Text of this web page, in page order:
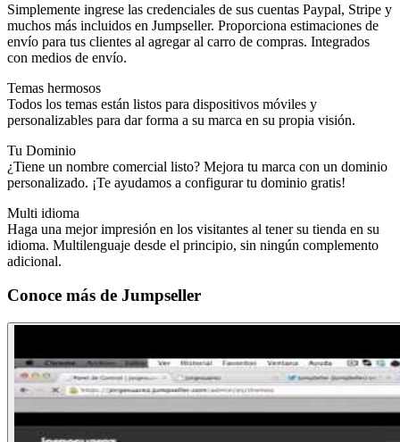
Simplemente ingrese las credenciales de sus cuentas Paypal, Stripe y
muchos más incluidos en Jumpseller. Proporciona estimaciones de
envío para tus clientes al agregar al carro de compras. Integrados
con medios de envío.
Temas hermosos
Todos los temas están listos para dispositivos móviles y
personalizables para dar forma a su marca en su propia visión.
Tu Dominio
¿Tiene un nombre comercial listo? Mejora tu marca con un dominio
personalizado. ¡Te ayudamos a configurar tu dominio gratis!
Multi idioma
Haga una mejor impresión en los visitantes al tener su tienda en su
idioma. Multilenguaje desde el principio, sin ningún complemento
adicional.
Conoce más de Jumpseller